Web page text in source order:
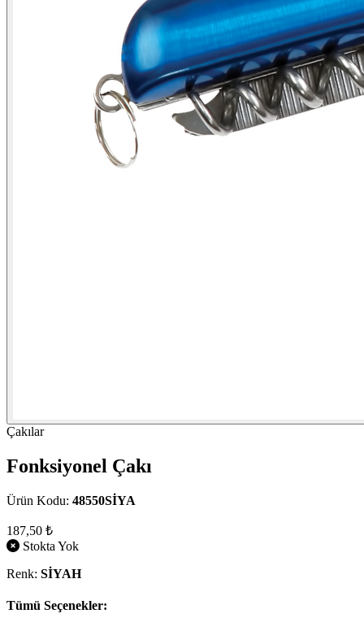
Çakılar
Fonksiyonel Çakı
Ürün Kodu: 48550SİYA
187,50 ₺
Stokta Yok
Renk: SİYAH
Tümü Seçenekler: